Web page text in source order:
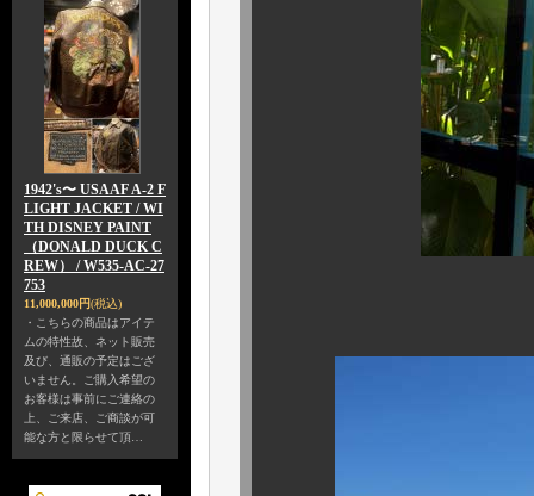
1942's〜 USAAF A-2 F
LIGHT JACKET / WI
TH DISNEY PAINT
（DONALD DUCK C
REW） / W535-AC-27
753
11,000,000円(税込)
・こちらの商品はアイテ
ムの特性故、ネット販売
及び、通販の予定はござ
いません。ご購入希望の
お客様は事前にご連絡の
上、ご来店、ご商談が可
能な方と限らせて頂…